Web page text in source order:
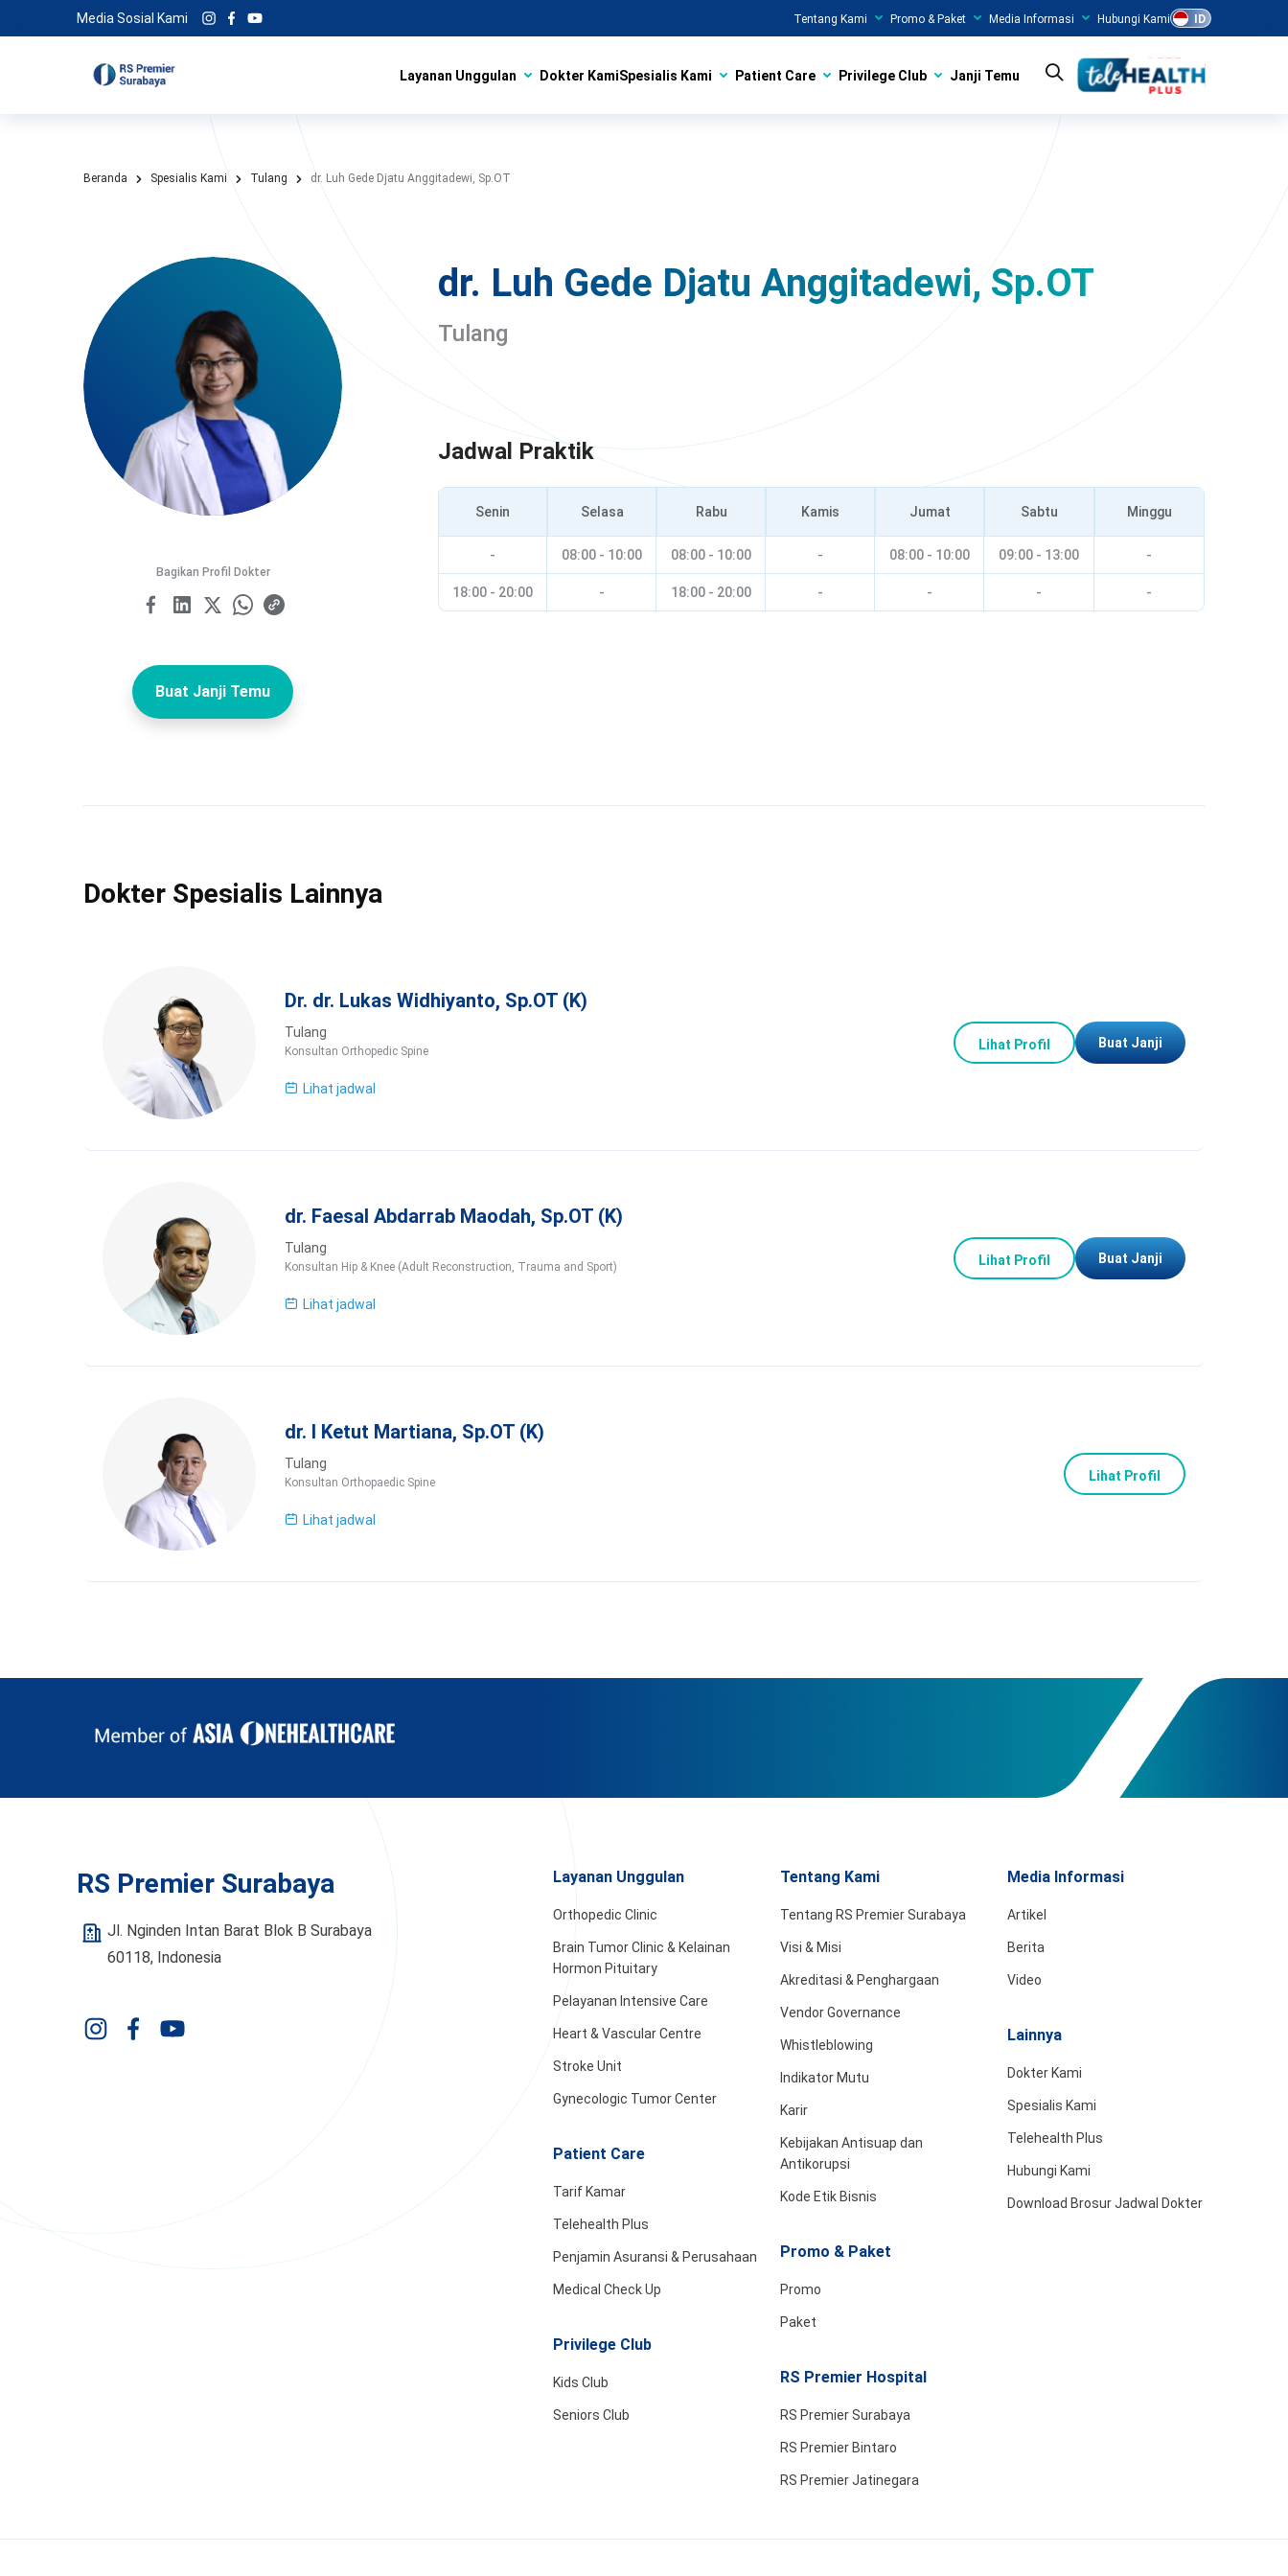
Media Sosial Kami Tentang Kami Promo & Paket Media Informasi Hubungi Kami ID
Layanan Unggulan Dokter KamiSpesialis Kami Patient Care Privilege Club Janji Temu
Beranda Spesialis Kami Tulang dr. Luh Gede Djatu Anggitadewi, Sp.OT
Bagikan Profil Dokter
Buat Janji Temu
dr. Luh Gede Djatu Anggitadewi, Sp.OT
Tulang
Jadwal Praktik
Senin Selasa Rabu Kamis Jumat Sabtu Minggu
- 08:00 - 10:00 08:00 - 10:00 - 08:00 - 10:00 09:00 - 13:00 -
18:00 - 20:00 - 18:00 - 20:00 - - - -
Dokter Spesialis Lainnya
Dr. dr. Lukas Widhiyanto, Sp.OT (K)
Tulang
Konsultan Orthopedic Spine
Lihat jadwal
Lihat Profil Buat Janji
dr. Faesal Abdarrab Maodah, Sp.OT (K)
Tulang
Konsultan Hip & Knee (Adult Reconstruction, Trauma and Sport)
Lihat jadwal
Lihat Profil Buat Janji
dr. I Ketut Martiana, Sp.OT (K)
Tulang
Konsultan Orthopaedic Spine
Lihat jadwal
Lihat Profil
RS Premier Surabaya
Jl. Nginden Intan Barat Blok B Surabaya
60118, Indonesia
Layanan Unggulan
Orthopedic Clinic
Brain Tumor Clinic & Kelainan
Hormon Pituitary
Pelayanan Intensive Care
Heart & Vascular Centre
Stroke Unit
Gynecologic Tumor Center
Patient Care
Tarif Kamar
Telehealth Plus
Penjamin Asuransi & Perusahaan
Medical Check Up
Privilege Club
Kids Club
Seniors Club
Tentang Kami
Tentang RS Premier Surabaya
Visi & Misi
Akreditasi & Penghargaan
Vendor Governance
Whistleblowing
Indikator Mutu
Karir
Kebijakan Antisuap dan
Antikorupsi
Kode Etik Bisnis
Promo & Paket
Promo
Paket
RS Premier Hospital
RS Premier Surabaya
RS Premier Bintaro
RS Premier Jatinegara
Media Informasi
Artikel
Berita
Video
Lainnya
Dokter Kami
Spesialis Kami
Telehealth Plus
Hubungi Kami
Download Brosur Jadwal Dokter